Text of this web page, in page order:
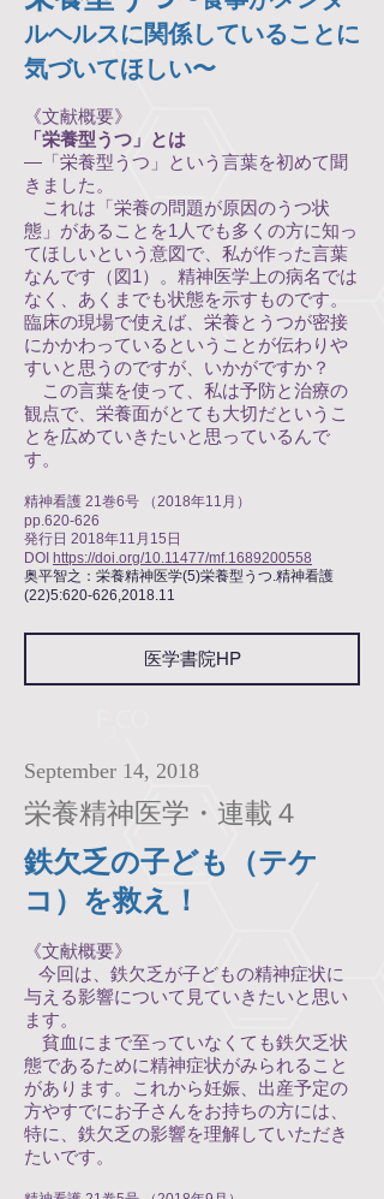
ルヘルスに関係していることに
気づいてほしい〜
《文献概要》
「栄養型うつ」とは
—「栄養型うつ」という言葉を初めて聞
きました。
これは「栄養の問題が原因のうつ状
態」があることを1人でも多くの方に知っ
てほしいという意図で、私が作った言葉
なんです（図1）。精神医学上の病名では
なく、あくまでも状態を示すものです。
臨床の現場で使えば、栄養とうつが密接
にかかわっているということが伝わりや
すいと思うのですが、いかがですか？
この言葉を使って、私は予防と治療の
観点で、栄養面がとても大切だというこ
とを広めていきたいと思っているんで
す。
精神看護 21巻6号 （2018年11月）
pp.620-626
発行日 2018年11月15日
DOI https://doi.org/10.11477/mf.1689200558
奥平智之：栄養精神医学(5)栄養型うつ.精神看護
(22)5:620-626,2018.11
医学書院HP
September 14, 2018
栄養精神医学・連載４
鉄欠乏の子ども（テケ
コ）を救え！
《文献概要》
今回は、鉄欠乏が子どもの精神症状に
与える影響について見ていきたいと思い
ます。
貧血にまで至っていなくても鉄欠乏状
態であるために精神症状がみられること
があります。これから妊娠、出産予定の
方やすでにお子さんをお持ちの方には、
特に、鉄欠乏の影響を理解していただき
たいです。